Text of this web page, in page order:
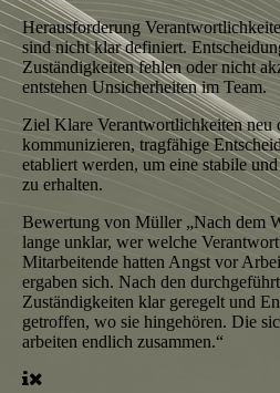
Herausforderung
sind nicht klar definiert.
Zuständigkeiten fehlen oder nicht
entstehen Unsicherheiten im Team.
Ziel Klare Verantwortlichkeiten neu
kommunizieren, tragfähige
etabliert werden, um eine stabile
zu erhalten.
Bewertung von Müller „Nach dem
lange unklar, wer welche
Mitarbeitende hatten Angst vor
ergaben sich. Nach den
Zuständigkeiten klar geregelt und
getroffen, wo sie hingehören. Die
arbeiten endlich zusammen.“